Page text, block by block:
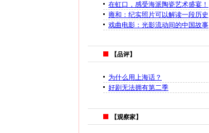
在虹口，感受海派陶瓷艺术盛宴！
雍和：纪实照片可以解读一段历史
戏曲电影：光影流动间的中国故事
【品评】
为什么用上海话？
好剧无法拥有第二季
【观察家】